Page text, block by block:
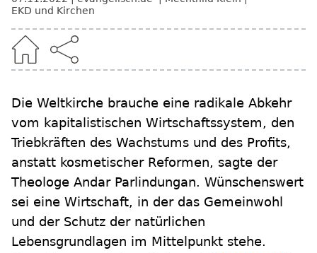
EKD und Kirchen
Die Weltkirche brauche eine radikale Abkehr
vom kapitalistischen Wirtschaftssystem, den
Triebkräften des Wachstums und des Profits,
anstatt kosmetischer Reformen, sagte der
Theologe Andar Parlindungan. Wünschenswert
sei eine Wirtschaft, in der das Gemeinwohl
und der Schutz der natürlichen
Lebensgrundlagen im Mittelpunkt stehe.